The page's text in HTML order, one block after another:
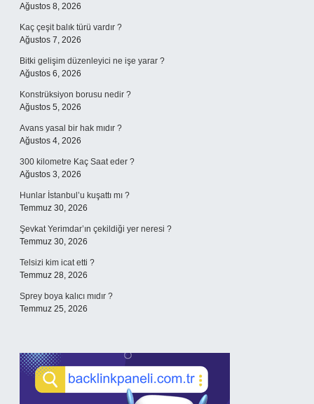
Ağustos 8, 2026
Kaç çeşit balık türü vardır ?
Ağustos 7, 2026
Bitki gelişim düzenleyici ne işe yarar ?
Ağustos 6, 2026
Konstrüksiyon borusu nedir ?
Ağustos 5, 2026
Avans yasal bir hak mıdır ?
Ağustos 4, 2026
300 kilometre Kaç Saat eder ?
Ağustos 3, 2026
Hunlar İstanbul’u kuşattı mı ?
Temmuz 30, 2026
Şevkat Yerimdar’ın çekildiği yer neresi ?
Temmuz 30, 2026
Telsizi kim icat etti ?
Temmuz 28, 2026
Sprey boya kalıcı mıdır ?
Temmuz 25, 2026